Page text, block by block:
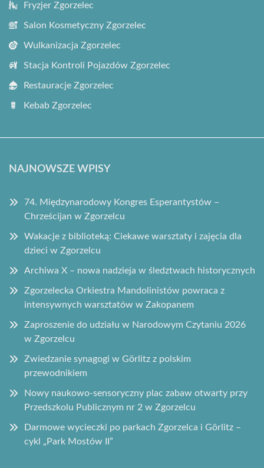
Fryzjer Zgorzelec
Salon Kosmetyczny Zgorzelec
Wulkanizacja Zgorzelec
Stacja Kontroli Pojazdów Zgorzelec
Restauracje Zgorzelec
Kebab Zgorzelec
NAJNOWSZE WPISY
74. Międzynarodowy Kongres Esperantystów –
Chrześcijan w Zgorzelcu
Wakacje z biblioteką: Ciekawe warsztaty i zajęcia dla
dzieci w Zgorzelcu
Archiwa X – nowa nadzieja w śledztwach historycznych
Zgorzelecka Orkiestra Mandolinistów powraca z
intensywnych warsztatów w Zakopanem
Zaproszenie do udziału w Narodowym Czytaniu 2026
w Zgorzelcu
Zwiedzanie synagogi w Görlitz z polskim
przewodnikiem
Nowy naukowo-sensoryczny plac zabaw otwarty przy
Przedszkolu Publicznym nr 2 w Zgorzelcu
Darmowe wycieczki po parkach Zgorzelca i Görlitz –
cykl „Park Mostów II”